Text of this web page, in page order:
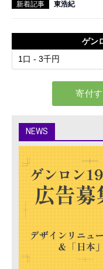
新着記事 東浩紀
ゲン
NEWS